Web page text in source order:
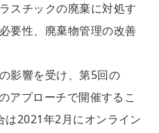
スチックの廃棄に対処す
要性、廃棄物管理の改善
影響を受け、第5回の
アプローチで開催するこ
は2021年2月にオンライン